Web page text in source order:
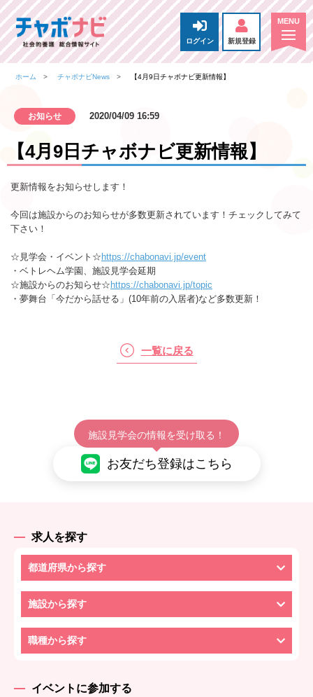
ログイン 新規登録
ホーム チャボナビNews 【4月9日チャボナビ更新情報】
お知らせ 2020/04/09 16:59
【4月9日チャボナビ更新情報】
更新情報をお知らせします！
今回は施設からのお知らせが多数更新されています！チェックしてみて
下さい！
☆見学会・イベント☆ https://chabonavi.jp/event
・ベトレヘム学園、施設見学会延期
☆施設からのお知らせ☆ https://chabonavi.jp/topic
・夢舞台「今だから話せる」(10年前の入居者)など多数更新！
一覧に戻る
施設見学会の情報を受け取る！
お友だち登録はこちら
求人を探す
都道府県から探す
施設から探す
職種から探す
イベントに参加する